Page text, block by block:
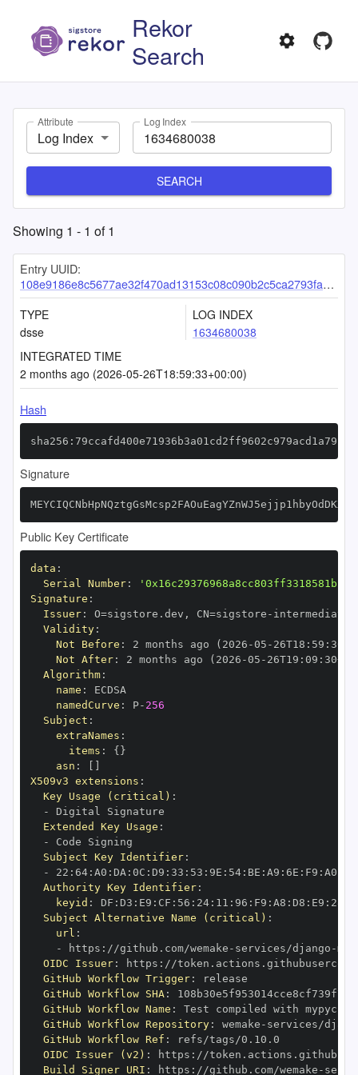
Rekor
Search
Attribute
Log Index
Log Index
SEARCH
Showing 1 - 1 of1
Entry UUID:
108e9186e8c5677ae32f470ad13153c08c090b2c5ca2793fa45de32916f337a449d7c160054deb9b
TYPE
dsse
LOG INDEX
1634680038
INTEGRATED TIME
2 months ago (2026-05-26T18:59:33+00:00)
Hash
Signature
Public Key Certificate
data :
Serial Number:
Signature :
Issuer: O=sigstore.dev , CN=sigstore -
Validity:
Not Before : 2 months ago (2026 -05 - 26T18 : 59 :
Not After: 2 months ago (2026 -05 - 26T19 : 09 : 30+00
Algorithm:
name :
namedCurve : P- 256
Subject :
extraNames :
items : { }
asn :
X509v3 extensions :
Key Usage (critical) :
-
Extended Key Usage :
-
Subject Key Identifier:
-
22 : 64: A0 : DA : 0C : D9 : 33 : 53 : 9E : 54: BE : A9 : 6E : F9 : A0
Authority Key Identifier:
keyid : DF : D3 : E9 : CF : 56 : 24: 11 : 96 : F9 : A8 : D8 : E9 : 28
Subject Alternative Name (critical) :
url :
-
https : //github.com/wemake - services/django -
OIDC Issuer: https :
GitHub Workflow Trigger:
GitHub Workflow SHA:
GitHub Workflow Name :
GitHub Workflow Repository: wemake - services/
GitHub Workflow Ref :
OIDC Issuer (v2) : https :
Build Signer URI : https : //github.com/wemake -